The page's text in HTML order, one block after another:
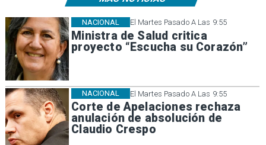
El Martes Pasado A Las 9:55
Ministra de Salud critica
proyecto “Escucha su Corazón”
NACIONAL
El Martes Pasado A Las 9:55
Corte de Apelaciones rechaza
anulación de absolución de
Claudio Crespo
NACIONAL